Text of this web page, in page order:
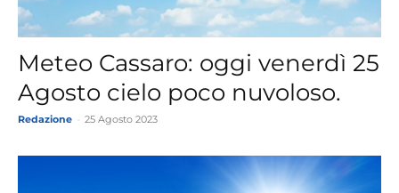
Meteo Cassaro: oggi venerdì 25
Agosto cielo poco nuvoloso.
Redazione 25 Agosto 2023